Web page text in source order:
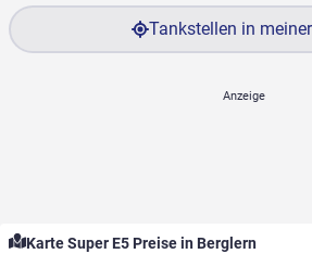
Tankstellen in
Karte Super E5 Preise in Berglern